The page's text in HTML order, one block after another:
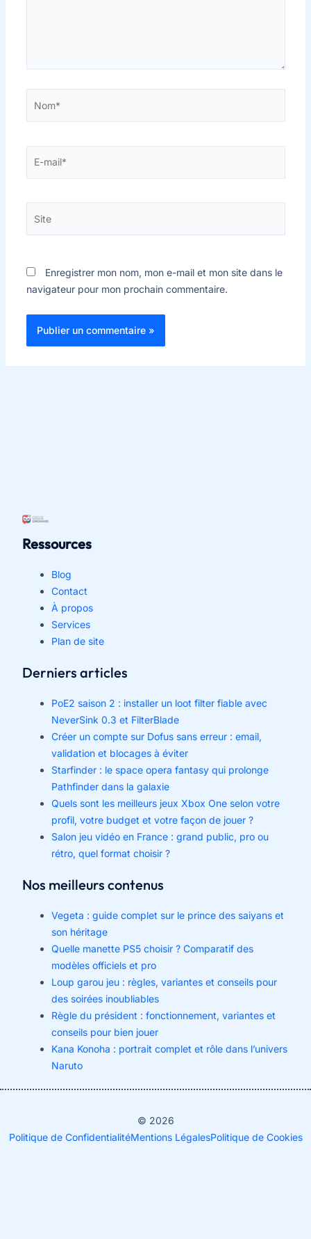
Enregistrer mon nom, mon e-mail et mon site dans le
navigateur pour mon prochain commentaire.
Ressources
Blog
Contact
À propos
Services
Plan de site
Derniers articles
PoE2 saison 2 : installer un loot filter fiable avec
NeverSink 0.3 et FilterBlade
Créer un compte sur Dofus sans erreur : email,
validation et blocages à éviter
Starfinder : le space opera fantasy qui prolonge
Pathfinder dans la galaxie
Quels sont les meilleurs jeux Xbox One selon votre
profil, votre budget et votre façon de jouer ?
Salon jeu vidéo en France : grand public, pro ou
rétro, quel format choisir ?
Nos meilleurs contenus
Vegeta : guide complet sur le prince des saiyans et
son héritage
Quelle manette PS5 choisir ? Comparatif des
modèles officiels et pro
Loup garou jeu : règles, variantes et conseils pour
des soirées inoubliables
Règle du président : fonctionnement, variantes et
conseils pour bien jouer
Kana Konoha : portrait complet et rôle dans l’univers
Naruto
© 2026
Politique de ConfidentialitéMentions LégalesPolitique de Cookies